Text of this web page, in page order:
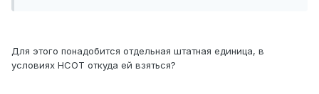
Для этого понадобится отдельная штатная единица, в
условиях НСОТ откуда ей взяться?